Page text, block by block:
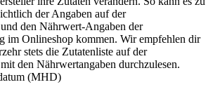
der Angaben auf der
den Nährwert-Angaben der
im Onlineshop kommen. Wir empfehlen dir
stets die Zutatenliste auf der
den Nährwertangaben durchzulesen.
(MHD)